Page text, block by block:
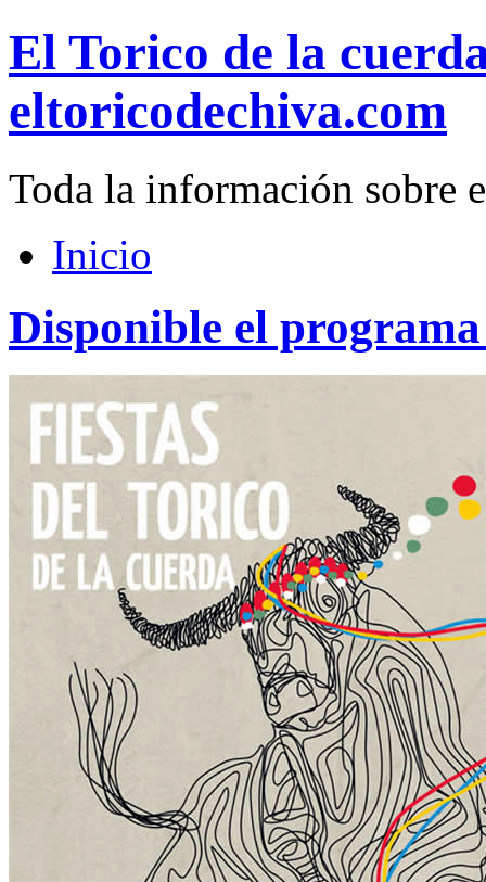
El Torico de la
eltoricodechiva.com
Toda la información sobre
Inicio
Disponible el programa